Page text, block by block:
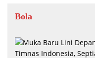
Bola